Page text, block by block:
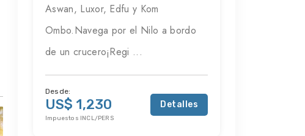
Aswan, Luxor, Edfu y Kom
Ombo.Navega por el Nilo a bordo
de un crucero¡Regi ...
Desde:
US$ 1,230
Impuestos INCL/PERS
Detalles